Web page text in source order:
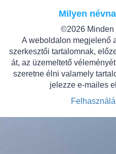
Milyen
©2026 Minden
A weboldalon megjelenő
szerkesztői tartalomnak,
át, az üzemeltető
szeretne élni valamely
jelezze e-mailes